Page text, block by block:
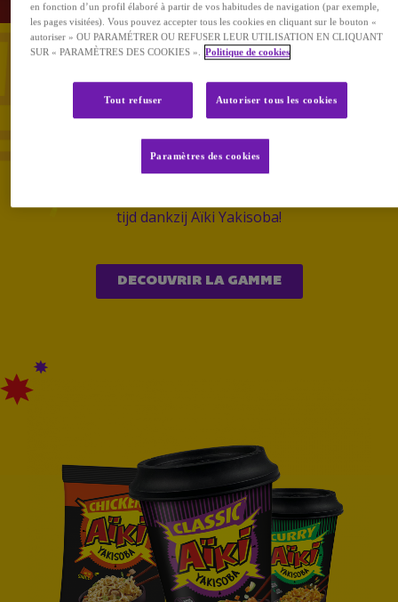
Aïki Yakisoba
tijd dankzij Aïki Yakisoba!
DECOUVRIR LA GAMME
en fonction d’un profil élaboré à partir de vos habitudes de navigation (par exemple,
les pages visitées). Vous pouvez accepter tous les cookies en cliquant sur le bouton «
autoriser » OU PARAMÉTRER OU REFUSER LEUR UTILISATION EN CLIQUANT
SUR « PARAMÈTRES DES COOKIES ». Politique de cookies
Tout refuser Autoriser tous les cookies
Paramètres des cookies